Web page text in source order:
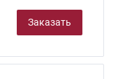
Заказать